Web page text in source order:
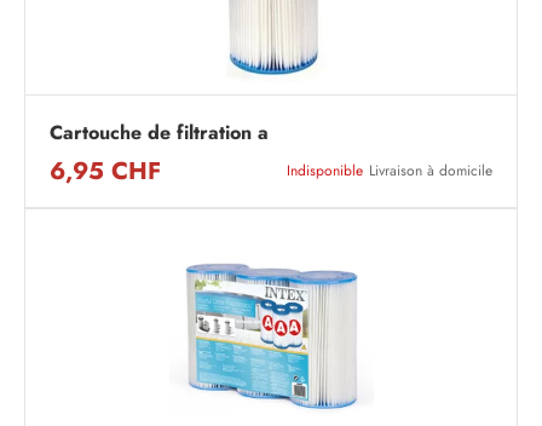
Cartouche de filtration a
6,95 CHF Indisponible Livraison à domicile